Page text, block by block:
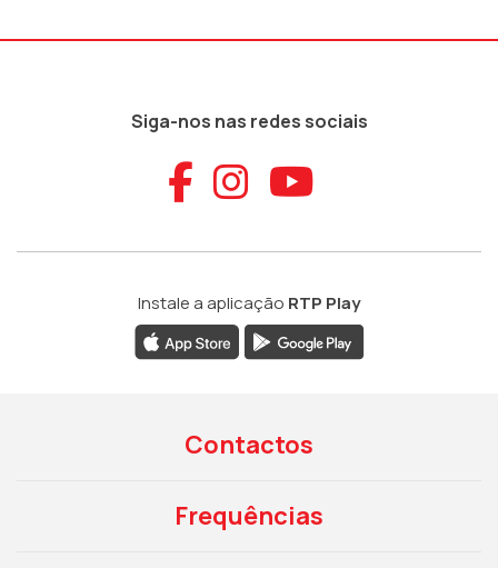
Siga-nos nas redes sociais
Aceder ao
Aceder ao
Aceder
Instale a aplicação RTP Play
Contactos
Frequências